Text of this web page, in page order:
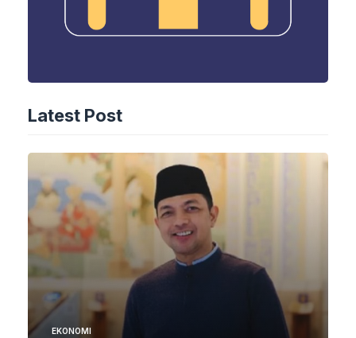
Latest Post
EKONOMI